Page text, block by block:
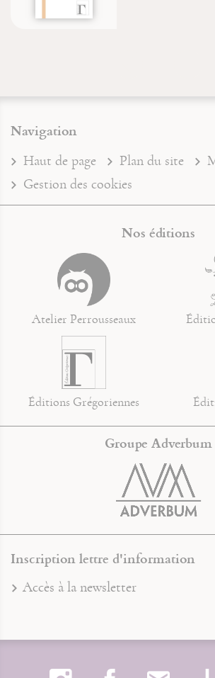
Navigation
Haut de page Plan du site
Gestion des cookies
Nos éditions
Atelier Perrousseaux
Éditions Grégoriennes
Groupe Adverbum
Inscription lettre d'information
Accès à la newsletter